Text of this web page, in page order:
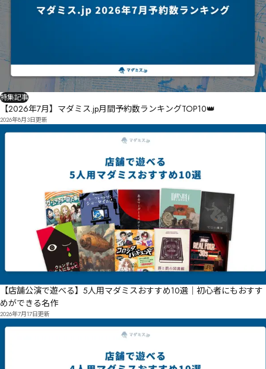
特集記事
【2026年7月】マダミス.jp月間予約数ランキングTOP10👑
2026年8月3日更新
【店舗公演で遊べる】5人用マダミスおすすめ10選｜初心者にもおすす
めができる名作
2026年7月17日更新